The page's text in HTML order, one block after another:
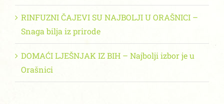
RINFUZNI ČAJEVI SU NAJBOLJI U ORAŠNICI –
Snaga bilja iz prirode
DOMAĆI LJEŠNJAK IZ BIH – Najbolji izbor je u
Orašnici